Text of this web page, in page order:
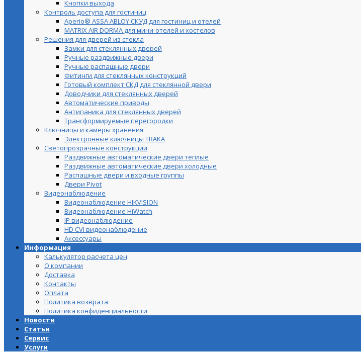
Кнопки выхода
Контроль доступа для гостиниц
Aperio® ASSA ABLOY СКУД для гостиниц и отелей
MATRIX AIR DORMA для мини-отелей и хостелов
Решения для дверей из стекла
Замки для стеклянных дверей
Ручные раздвижные двери
Ручные распашные двери
Фитинги для стеклянных конструкций
Готовый комплект СКД для стеклянной двери
Доводчики для стеклянных дверей
Автоматические приводы
Антипаника для стеклянных дверей
Трансформируемые перегородки
Ключницы и камеры хранения
Электронные ключницы TRAKA
Светопрозрачные конструкции
Раздвижные автоматические двери теплые
Раздвижные автоматические двери холодные
Распашные двери и входные группы
Двери Pivot
Видеонаблюдение
Видеонаблюдение HIKVISION
Видеонаблюдение HiWatch
IP видеонаблюдение
HD CVI видеонаблюдение
Аксессуары
Информация
Калькулятор расчета цен
О компании
Доставка
Контакты
Оплата
Политика возврата
Политика конфиденциальности
Новости
Статьи
Сервис
Услуги